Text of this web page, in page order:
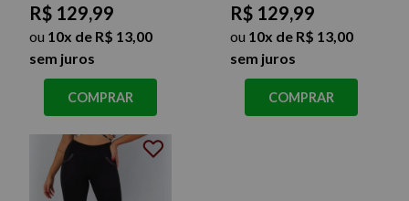
R$ 129,99
ou 10x de R$ 13,00
sem juros
COMPRAR
R$ 129,99
ou 10x de R$ 13,00
sem juros
COMPRAR